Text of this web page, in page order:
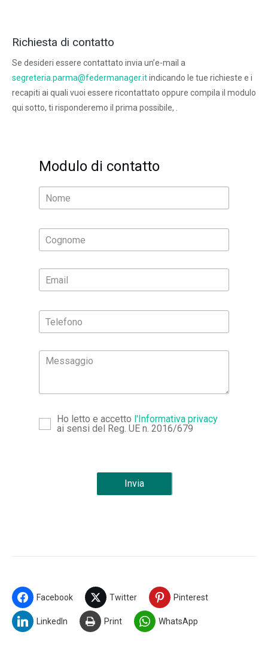
Richiesta di contatto
Se desideri essere contattato invia un’e-mail a
segreteria.parma@federmanager.itindicando le tue richieste e i
recapiti ai quali vuoi essere ricontattato oppure compila il modulo
qui sotto, ti risponderemo il prima possibile, .
Modulo di contatto
Ho letto e accetto l'Informativa privacy
ai sensi del Reg. UE n. 2016/679
Invia
Facebook Twitter Pinterest
LinkedIn Print WhatsApp